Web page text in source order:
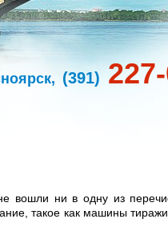
(391)
вошли ни в одну из
такое как машины